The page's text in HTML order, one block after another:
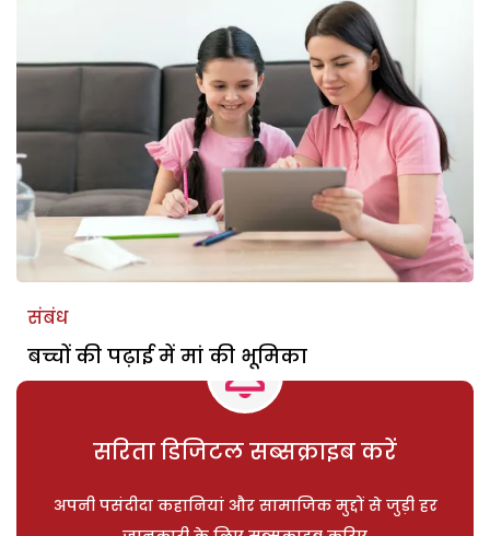
संबंध
बच्चों की पढ़ाई में मां की भूमिका
सरिता डिजिटल सब्सक्राइब करें
अपनी पसंदीदा कहानियां और सामाजिक मुद्दों से जुड़ी हर